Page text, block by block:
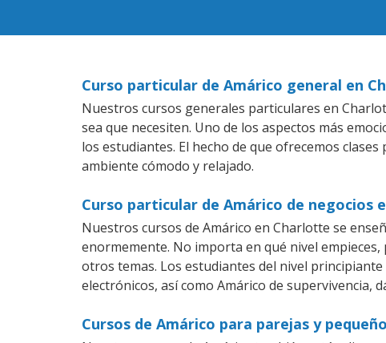
Curso particular de Amárico general en
Nuestros cursos generales particulares en
sea que necesiten. Uno de los aspectos más
los estudiantes. El hecho de que ofrecemos
ambiente cómodo y relajado.
Curso particular de Amárico de negocios
Nuestros cursos de Amárico en Charlotte se
enormemente. No importa en qué nivel
otros temas. Los estudiantes del nivel
electrónicos, así como Amárico de supervivencia,
Cursos de Amárico para parejas y